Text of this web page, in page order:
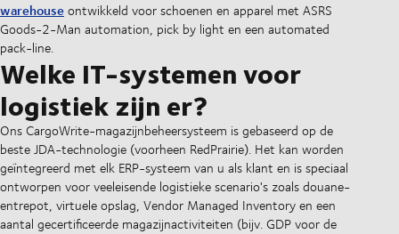
warehouseontwikkeld voor schoenen en apparel met ASRS
Goods-2-Man automation, pick by light en een automated
pack-line.
Welke IT-systemen voor
logistiek zijn er?
Ons CargoWrite-magazijnbeheersysteem is gebaseerd op de
beste JDA-technologie (voorheen RedPrairie). Het kan worden
geïntegreerd met elk ERP-systeem van u als klant en is speciaal
ontworpen voor veeleisende logistieke scenario's zoals douane-
entrepot, virtuele opslag, Vendor Managed Inventory en een
aantal gecertificeerde magazijnactiviteiten (bijv. GDP voor de